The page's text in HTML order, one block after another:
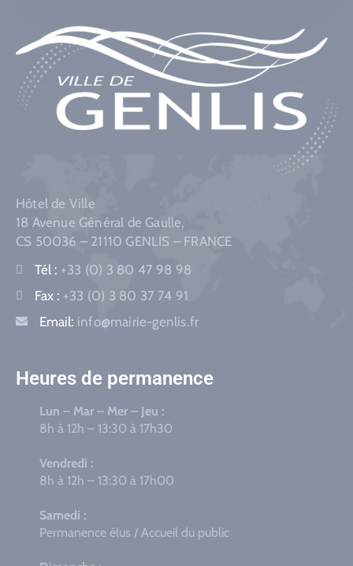
Hôtel de Ville
18 Avenue Général de Gaulle,
CS 50036 – 21110 GENLIS – FRANCE
Tél : +33 (0) 3 80 47 98 98
Fax : +33 (0) 3 80 37 74 91
Email: info@mairie-genlis.fr
Heures de permanence
Lun – Mar – Mer – Jeu :
8h à 12h – 13:30 à 17h30
Vendredi :
8h à 12h – 13:30 à 17h00
Samedi :
Permanence élus / Accueil du public